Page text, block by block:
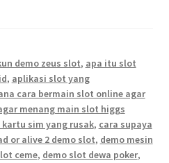
demo zeus slot, apa itu slot
, aplikasi slot yang
cara bermain slot online agar
menang main slot higgs
sim yang rusak, cara supaya
or alive 2 demo slot, demo mesin
ceme, demo slot dewa poker,